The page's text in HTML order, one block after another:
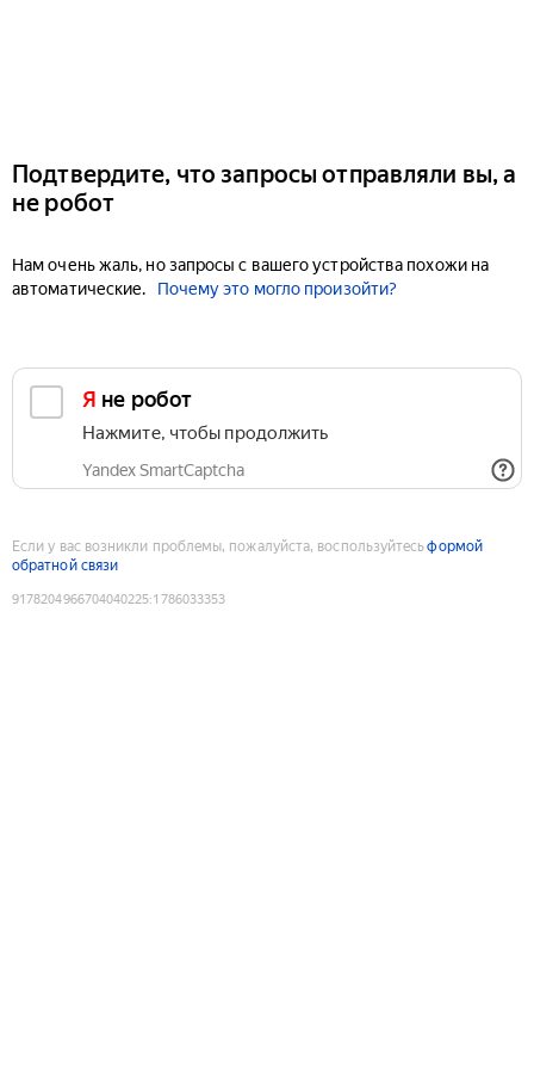
Подтвердите, что запросы отправляли вы, а
не робот
Нам очень жаль, но запросы с вашего устройства похожи на
автоматические.
Почему это могло произойти?
Я не робот
Нажмите, чтобы продолжить
Yandex SmartCaptcha
Если у вас возникли проблемы, пожалуйста, воспользуйтесьформой
обратной связи
9178204966704040225:1786033353